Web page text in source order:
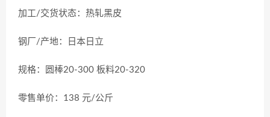
加工/交货状态：热轧黑皮
钢厂/产地：日本日立
规格：圆棒20-300 板料20-320
零售单价：138 元/公斤